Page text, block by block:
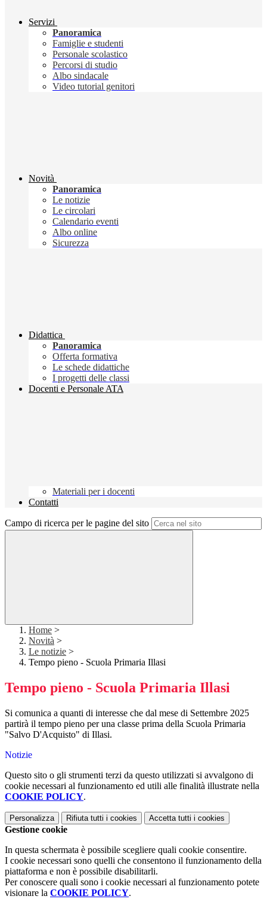
Servizi
Panoramica
Famiglie e studenti
Personale scolastico
Percorsi di studio
Albo sindacale
Video tutorial genitori
Novità
Panoramica
Le notizie
Le circolari
Calendario eventi
Albo online
Sicurezza
Didattica
Panoramica
Offerta formativa
Le schede didattiche
I progetti delle classi
Docenti e Personale ATA
Materiali per i docenti
Contatti
Campo di ricerca per le pagine del sito
Home >
Novità >
Le notizie >
Tempo pieno - Scuola Primaria Illasi
Tempo pieno - Scuola Primaria Illasi
Si comunica a quanti di interesse che dal mese di Settembre 2025
partirà il tempo pieno per una classe prima della Scuola Primaria
"Salvo D'Acquisto" di Illasi.
Notizie
Questo sito o gli strumenti terzi da questo utilizzati si avvalgono di
cookie necessari al funzionamento ed utili alle finalità illustrate nella
COOKIE POLICY.
Personalizza Rifiuta tutti i cookies Accetta tutti i cookies
Gestione cookie
In questa schermata è possibile scegliere quali cookie consentire.
I cookie necessari sono quelli che consentono il funzionamento della
piattaforma e non è possibile disabilitarli.
Per conoscere quali sono i cookie necessari al funzionamento potete
visionare la COOKIE POLICY.